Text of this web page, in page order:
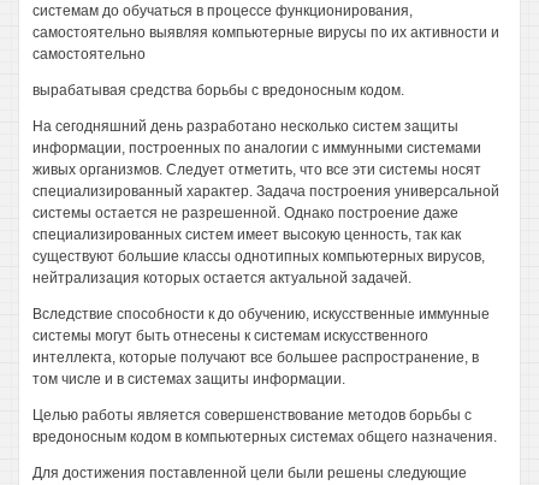
системам до обучаться в процессе функционирования,
самостоятельно выявляя компьютерные вирусы по их активности и
самостоятельно
вырабатывая средства борьбы с вредоносным кодом.
На сегодняшний день разработано несколько систем защиты
информации, построенных по аналогии с иммунными системами
живых организмов. Следует отметить, что все эти системы носят
специализированный характер. Задача построения универсальной
системы остается не разрешенной. Однако построение даже
специализированных систем имеет высокую ценность, так как
существуют большие классы однотипных компьютерных вирусов,
нейтрализация которых остается актуальной задачей.
Вследствие способности к до обучению, искусственные иммунные
системы могут быть отнесены к системам искусственного
интеллекта, которые получают все большее распространение, в
том числе и в системах защиты информации.
Целью работы является совершенствование методов борьбы с
вредоносным кодом в компьютерных системах общего назначения.
Для достижения поставленной цели были решены следующие